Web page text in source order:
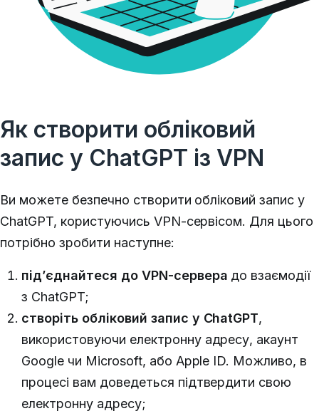
Як створити обліковий
запис у ChatGPT із VPN
Ви можете безпечно створити обліковий запис у
ChatGPT, користуючись VPN-сервісом. Для цього
потрібно зробити наступне:
під’єднайтеся до VPN-сервера до взаємодії
з ChatGPT;
створіть обліковий запис у ChatGPT,
використовуючи електронну адресу, акаунт
Google чи Microsoft, або Apple ID. Можливо, в
процесі вам доведеться підтвердити свою
електронну адресу;